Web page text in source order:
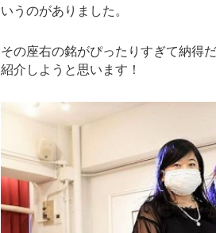
いうのがありました。
その座右の銘がぴったりすぎて納得
紹介しようと思います！